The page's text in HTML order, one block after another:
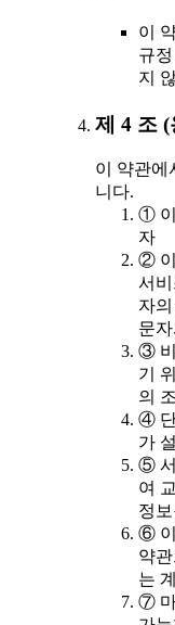
이
규
지
제 4 조
이 약관에
니다.
① 이
자
② 이
서
자
문
③ 비
기
의
④ 단
가
⑤ 서
여
정
⑥ 이
약
는
⑦ 마